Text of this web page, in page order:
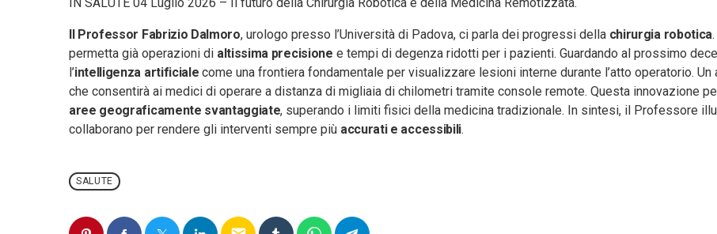
IN SALUTE 04 Luglio 2026 – Il futuro della Chirurgia Robotica e della Medicina Remotizzata.
Il Professor Fabrizio Dalmoro, urologo presso l’Università di Padova, ci parla dei progressi della chirurgia robotica
permetta già operazioni di altissima precisione e tempi di degenza ridotti per i pazienti. Guardando al prossimo
l’intelligenza artificiale come una frontiera fondamentale per visualizzare lesioni interne durante l’atto operatorio.
che consentirà ai medici di operare a distanza di migliaia di chilometri tramite console remote. Questa innovazione
aree geograficamente svantaggiate, superando i limiti fisici della medicina tradizionale. In sintesi, il Professore
collaborano per rendere gli interventi sempre più accurati e accessibili.
SALUTE